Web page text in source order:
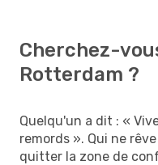
Cherchez-
Rotterdam ?
Quelqu'un a dit : «
remords ». Qui ne
quitter la zone de